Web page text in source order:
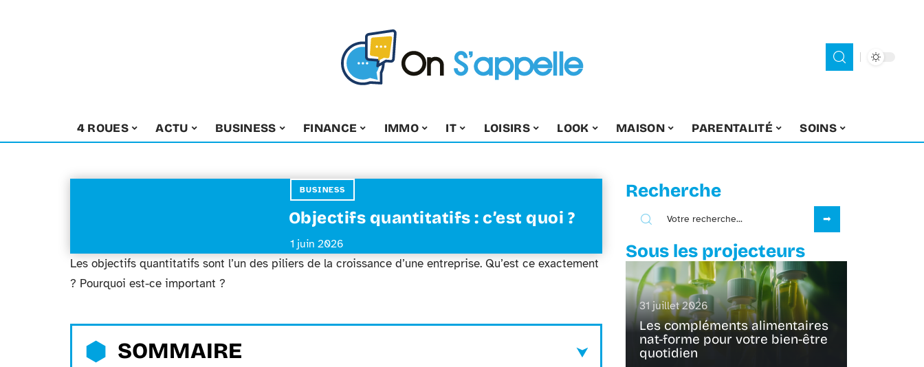
4 ROUES ACTU BUSINESS FINANCE IMMO IT LOISIRS LOOK MAISON PARENTALITÉ SOINS
BUSINESS
Objectifs quantitatifs : c’est quoi ?
1 juin 2026
Les objectifs quantitatifs sont l’un des piliers de la croissance d’une entreprise. Qu’est ce exactement
? Pourquoi est-ce important ?
SOMMAIRE
Recherche
Sous les projecteurs
31 juillet 2026
Les compléments alimentaires
nat-forme pour votre bien-être
quotidien